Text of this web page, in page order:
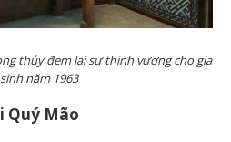
thủy đem lại sự thịnh vượng cho gia
năm 1963
Quý Mão